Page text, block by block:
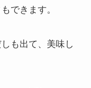
できます。
も出て、美味し